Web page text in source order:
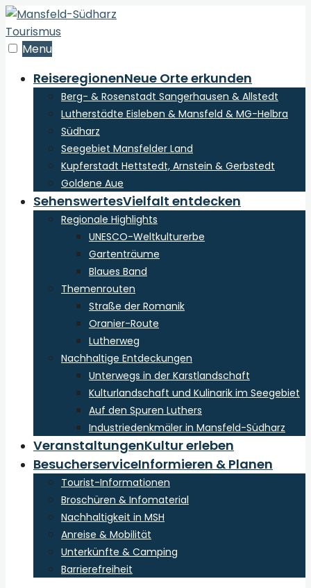
zum
Inhalt
derMenu
ReiseregionenNeue Orte erkunden
Berg- & Rosenstadt Sangerhausen & Allstedt
Lutherstädte Eisleben & Mansfeld & MG-Helbra
Südharz
Seegebiet Mansfelder Land
Kupferstadt Hettstedt, Arnstein & Gerbstedt
Goldene Aue
SehenswertesVielfalt entdecken
Regionale Highlights
UNESCO-Weltkulturerbe
Gartenträume
Blaues Band
Themenrouten
Straße der Romanik
Oranier-Route
Lutherweg
Nachhaltige Entdeckungen
Unterwegs in der Karstlandschaft
Kulturlandschaft und Kulinarik im Seegebiet
Auf den Spuren Luthers
Industriedenkmäler in Mansfeld-Südharz
VeranstaltungenKultur erleben
BesucherserviceInformieren & Planen
Tourist-Informationen
Broschüren & Infomaterial
Nachhaltigkeit in MSH
Anreise & Mobilität
Unterkünfte & Camping
Barrierefreiheit